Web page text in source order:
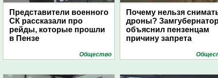
Представители военного
СК рассказали про
рейды, которые прошли
в Пензе
Общество
Почему нельзя
дроны?
объяснил пензенцам
причину запрета